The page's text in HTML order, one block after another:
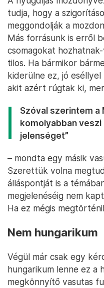
tudja, hogy a
meggondolják a
Más forrásunk is erről
csomagokat
tilos. Ha bármikor
kiderülne ez, jó
akit azért rúgtak ki,
Szóval szerintem a
komolyabban veszi
jelenséget”
– mondta egy másik
Szerettük volna
álláspontját is a
megjelenéséig nem
Ha ez mégis
Nem hungarikum
Végül már csak egy
hungarikum lenne ez a
megkönnyítő vasutas